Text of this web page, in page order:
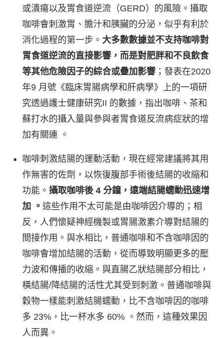
或潰瘍以及胃食道逆流（GERD）的風險。攝取
咖啡會刺激胃、膽汁和胰臟的分泌，似乎有利於
消化過程的第一步。 大多數數據並不支持咖啡對
胃食道逆流的直接影響，而是對肥胖和不良飲食
等其他危險因子的綜合或疊加影響 ；發表在2020
年9 月號《臨床胃腸病學和肝病學》上的一項研
究透過護士健康研究II 的數據，指出咖啡、茶和
蘇打水的攝入量與參與者胃食道反流病症狀的增
加有關連 。
咖啡刺激結腸的運動活動，現在經常建議將其用
作無害的佐劑，以恢復腹部手術後結腸的收縮和
功能。 攝取咖啡後 4 分鐘，遠端結腸蠕動迅速增
加
。 這些作用不太可能是由咖啡因介導的；相
反，人們懷疑神經機製或胃腸激素介導對結腸的
間接作用。與水相比，普通咖啡和不含咖啡因的
咖啡會增加結腸的活動，從而導致明顯更多的壓
力波和傳播的收縮。與直腸乙狀結腸部分相比，
橫結腸/降結腸的活性尤其受到刺激。普通咖啡與
穀物一樣能刺激結腸蠕動，比不含咖啡因的咖啡
多 23%，比一杯水多 60% 。然而，這種效果因
人而異。